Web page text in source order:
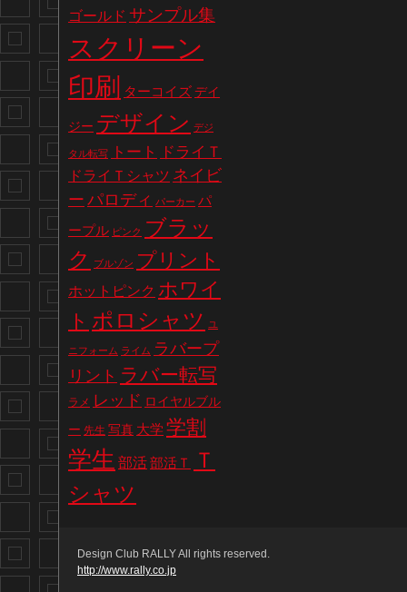
ゴールド サンプル集
スクリーン
印刷
ターコイズ デイ
ジー デザイン デジ
タル転写 トート ドライＴ
ドライＴシャツ ネイビ
ー パロディ パーカー パ
ープル ピンク ブラッ
ク
ブルゾン プリント
ホットピンク ホワイ
ト ポロシャツ ユ
ニフォーム ライム ラバープ
リント ラバー転写
ラメ レッド ロイヤルブル
ー 先生 写真 大学 学割
学生 部活部活Ｔ
Ｔ
シャツ
Design Club RALLY All rights reserved.
http://www.rally.co.jp